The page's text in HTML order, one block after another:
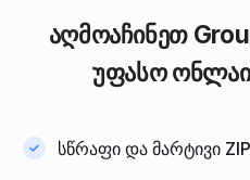
აღმოაჩინეთ
უფასო
სწრაფი და მარტივი